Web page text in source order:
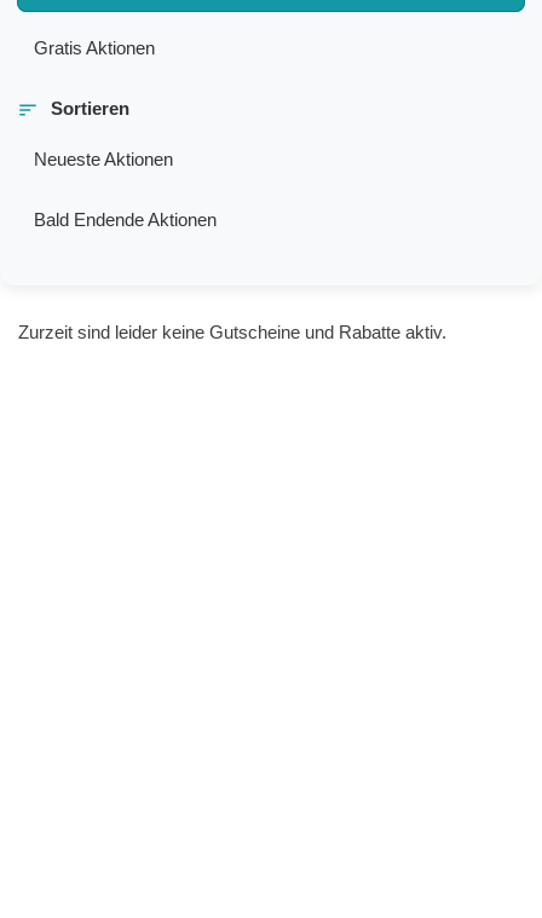
Gratis Aktionen
Sortieren
Neueste Aktionen
Bald Endende Aktionen
Zurzeit sind leider keine Gutscheine und Rabatte aktiv.